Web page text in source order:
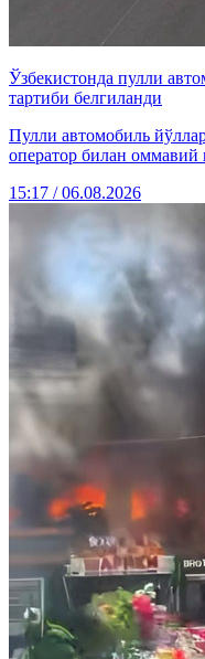
Ўзбекистонда пулли
тартиби белгиланди
Пулли автомобиль
оператор билан оммавий
15:17 / 06.08.2026